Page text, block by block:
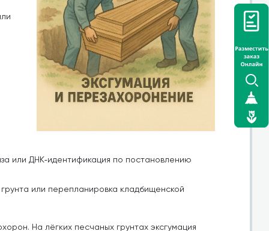
или ДНК‑идентификация по постановлению
или перепланировка кладбищенской
На лёгких песчаных грунтах эксгумация